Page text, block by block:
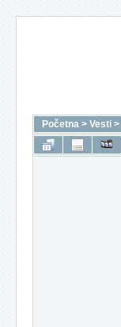
Početna > Vesti >